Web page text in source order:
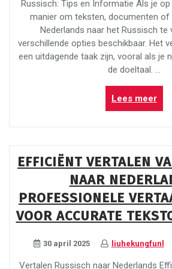
Russisch: Tips en Informatie Als je
manier om teksten, documenten
Nederlands naar het Russisch te
verschillende opties beschikbaar. Het
een uitdagende taak zijn, vooral als je
de doeltaal. …
Lees meer
voor
het
EFFICIËNT VERTALEN
NAAR
PROFESSIONELE
VOOR ACCURATE
30 april 2025 liuhekungfunl
Vertalen Russisch naar Nederlands